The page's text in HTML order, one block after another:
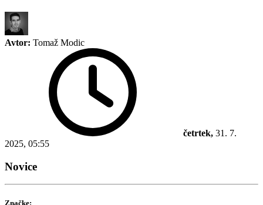
Avtor: Tomaž Modic
četrtek, 31. 7.
2025, 05:55
Novice
Značke: